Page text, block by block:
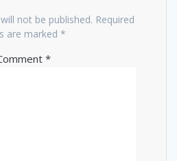
not be published. Required
are marked *
*